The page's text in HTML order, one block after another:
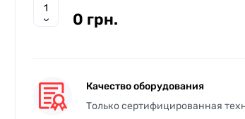
0 грн.
Качество оборудования
Только сертифицированная